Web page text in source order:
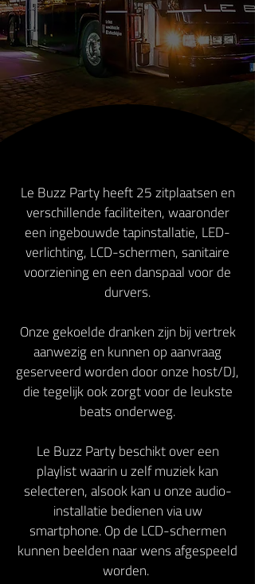
Le Buzz Party heeft 25 zitplaatsen en
verschillende faciliteiten, waaronder
een ingebouwde tapinstallatie, LED-
verlichting, LCD-schermen, sanitaire
voorziening en een danspaal voor de
durvers.
Onze gekoelde dranken zijn bij vertrek
aanwezig en kunnen op aanvraag
geserveerd worden door onze host/DJ,
die tegelijk ook zorgt voor de leukste
beats onderweg.
Le Buzz Party beschikt over een
playlist waarin u zelf muziek kan
selecteren, alsook kan u onze audio-
installatie bedienen via uw
smartphone. Op de LCD-schermen
kunnen beelden naar wens afgespeeld
worden.